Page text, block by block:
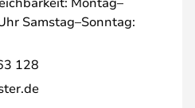
Samstag–Sonntag:
128